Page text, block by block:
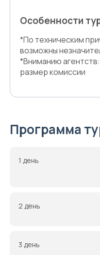
Особенности
*По техническим
возможны
*Вниманию
размер комиссии
Программа
1 день
2 день
3 день